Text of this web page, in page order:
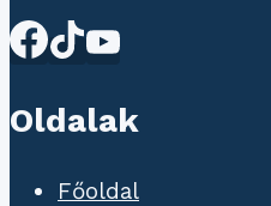
Oldalak
Főoldal